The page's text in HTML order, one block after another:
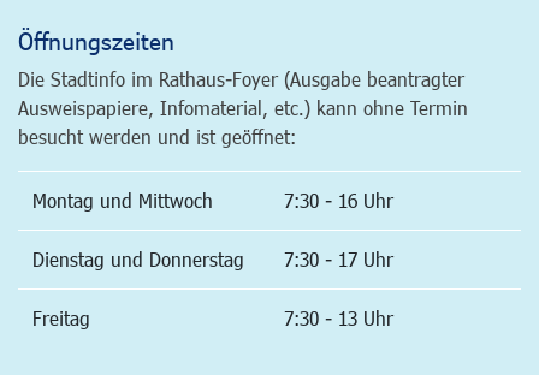
Öffnungszeiten
Die Stadtinfo im Rathaus-Foyer (Ausgabe beantragter
Ausweispapiere, Infomaterial, etc.) kann ohne Termin
besucht werden und ist geöffnet:
Montag und Mittwoch 7:30 - 16 Uhr
Dienstag und Donnerstag 7:30 - 17 Uhr
Freitag 7:30 - 13 Uhr